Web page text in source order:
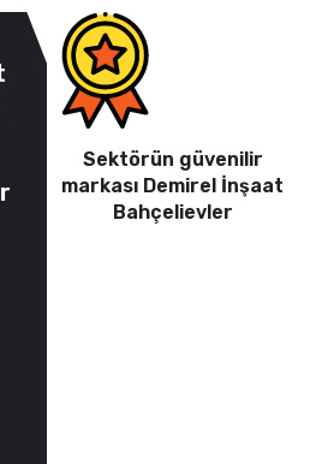
Sektörün güvenilir
markası Demirel İnşaat
Bahçelievler